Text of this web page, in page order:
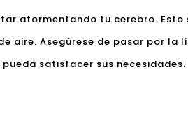
atormentando tu cerebro.
aire. Asegúrese de pasar por
satisfacer sus necesidades.